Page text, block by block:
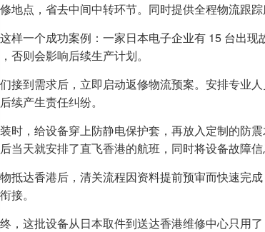
地点，省去中间中转环节。同时提供全程物流跟
样一个成功案例：一家日本电子企业有 15 台出
否则会影响后续生产计划。
接到需求后，立即启动返修物流预案。安排专业
续产生责任纠纷。
时，给设备穿上防静电保护套，再放入定制的防
当天就安排了直飞香港的航班，同时将设备故障
抵达香港后，清关流程因资料提前预审而快速完
接。
，这批设备从日本取件到送达香港维修中心只用